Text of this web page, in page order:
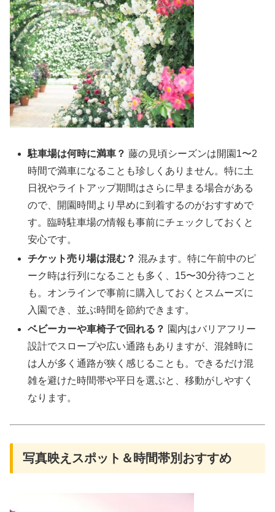
駐車場は何時に満車？ 藤の見頃シーズンは開園1〜2
時間で満車になることも珍しくありません。特に土
日祝やライトアップ期間はさらに早まる場合がある
ので、開園時間より早めに到着するのがおすすめで
す。臨時駐車場の情報も事前にチェックしておくと
安心です。
チケット売り場は混む？ 混みます。特に午前中のピ
ーク時は行列になることも多く、15〜30分待つこと
も。オンラインで事前に購入しておくとスムーズに
入園でき、並ぶ時間を節約できます。
ベビーカーや車椅子で回れる？ 園内はバリアフリー
設計でスロープや広い通路もありますが、混雑時に
は人が多く通路が狭く感じることも。できるだけ混
雑を避けた時間帯や平日を選ぶと、移動がしやすく
なります。
写真映えスポット＆時間帯別おすすめ